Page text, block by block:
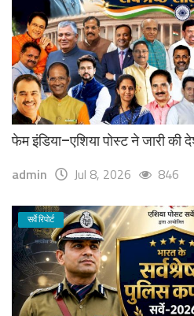
फेम इंडिया–एशिया पोस्ट ने जारी की
admin Jul 8, 2026 846
सर्वे रिपोर्ट